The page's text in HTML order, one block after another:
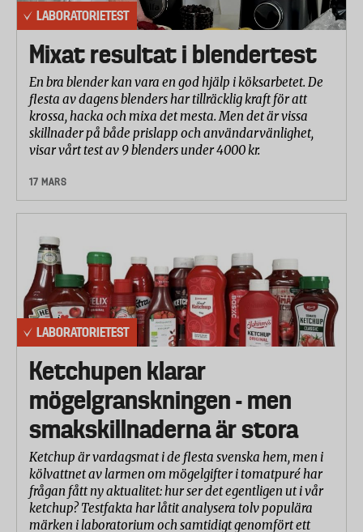
LABORATORIETEST
Mixat resultat i blendertest
En bra blender kan vara en god hjälp i köksarbetet. De
flesta av dagens blenders har tillräcklig kraft för att
krossa, hacka och mixa det mesta. Men det är vissa
skillnader på både prislapp och användarvänlighet,
visar vårt test av 9 blenders under 4000 kr.
17 MARS
LABORATORIETEST
Ketchupen klarar
mögelgranskningen - men
smakskillnaderna är stora
Ketchup är vardagsmat i de flesta svenska hem, men i
kölvattnet av larmen om mögelgifter i tomatpuré har
frågan fått ny aktualitet: hur ser det egentligen ut i vår
ketchup? Testfakta har låtit analysera tolv populära
märken i laboratorium och samtidigt genomfört ett